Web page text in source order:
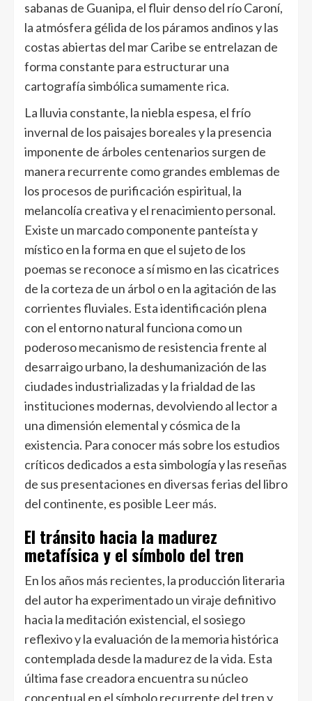
sabanas de Guanipa, el fluir denso del río Caroní,
la atmósfera gélida de los páramos andinos y las
costas abiertas del mar Caribe se entrelazan de
forma constante para estructurar una
cartografía simbólica sumamente rica.
La lluvia constante, la niebla espesa, el frío
invernal de los paisajes boreales y la presencia
imponente de árboles centenarios surgen de
manera recurrente como grandes emblemas de
los procesos de purificación espiritual, la
melancolía creativa y el renacimiento personal.
Existe un marcado componente panteísta y
místico en la forma en que el sujeto de los
poemas se reconoce a sí mismo en las cicatrices
de la corteza de un árbol o en la agitación de las
corrientes fluviales. Esta identificación plena
con el entorno natural funciona como un
poderoso mecanismo de resistencia frente al
desarraigo urbano, la deshumanización de las
ciudades industrializadas y la frialdad de las
instituciones modernas, devolviendo al lector a
una dimensión elemental y cósmica de la
existencia. Para conocer más sobre los estudios
críticos dedicados a esta simbología y las reseñas
de sus presentaciones en diversas ferias del libro
del continente, es posible Leer más.
El tránsito hacia la madurez
metafísica y el símbolo del tren
En los años más recientes, la producción literaria
del autor ha experimentado un viraje definitivo
hacia la meditación existencial, el sosiego
reflexivo y la evaluación de la memoria histórica
contemplada desde la madurez de la vida. Esta
última fase creadora encuentra su núcleo
conceptual en el símbolo recurrente del tren y